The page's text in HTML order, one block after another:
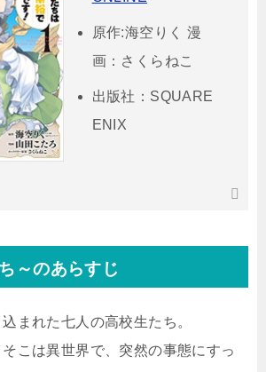
原作:海空りく 漫
画：さくらねこ
出版社：SQUARE
ENIX
～のあらすじ
まれた七人の高校生たち。
こは異世界で、突然の事態にすっ